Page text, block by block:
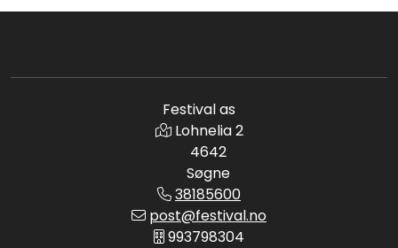
Festival as
Lohnelia 2
4642
Søgne
38185600
post@festival.no
993798304